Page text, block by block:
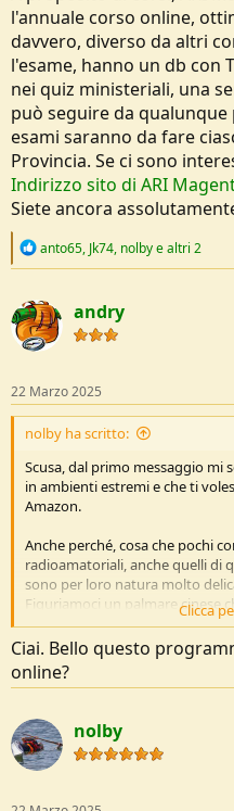
l'annuale corso online,
davvero, diverso da altri
l'esame, hanno un db con
nei quiz ministeriali, una
può seguire da
esami saranno da fare
Provincia. Se ci sono
Indirizzo sito di ARI
Siete ancora
R
c
t
i
o
s
:
anto65, Jk74, nolbye altri 2
andry
22 Marzo 2025
nolby ha scritto:
Scusa, dal primo messaggio mi
in ambienti estremi e che ti
Amazon.
Anche perché, cosa che pochi
radioamatoriali, anche quelli di
sono per loro natura molto
Figuriamoci un palmare cinese
una Icom, Kenwood o Yaesu.
Delicatezza che si ripercuote
elettrico/elettronico.
funzionare in ambienti estremi
all’interno dei limiti operativi).
Clicca
Ciai. Bello questo
online?
nolby